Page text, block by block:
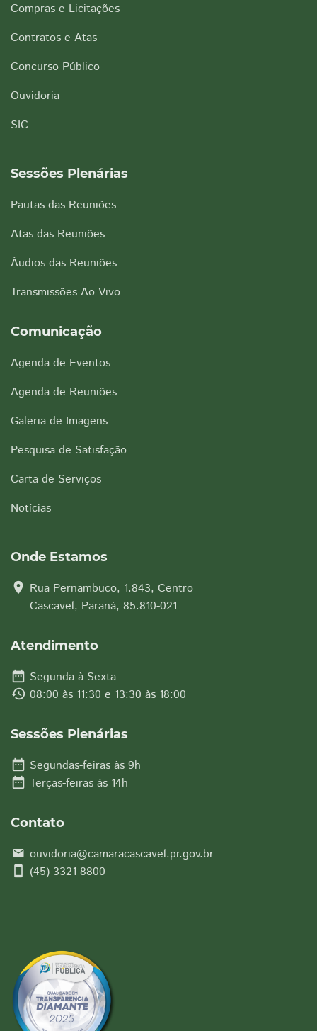
Compras e Licitações
Contratos e Atas
Concurso Público
Ouvidoria
SIC
Sessões Plenárias
Pautas das Reuniões
Atas das Reuniões
Áudios das Reuniões
Transmissões Ao Vivo
Comunicação
Agenda de Eventos
Agenda de Reuniões
Galeria de Imagens
Pesquisa de Satisfação
Carta de Serviços
Notícias
Onde Estamos
location_on Rua Pernambuco, 1.843, Centro
Cascavel, Paraná, 85.810-021
Atendimento
date_range Segunda à Sexta
history 08:00 às 11:30 e 13:30 às 18:00
Sessões Plenárias
date_range Segundas-feiras às 9h
date_range Terças-feiras às 14h
Contato
email ouvidoria@camaracascavel.pr.gov.br
smartphone (45) 3321-8800